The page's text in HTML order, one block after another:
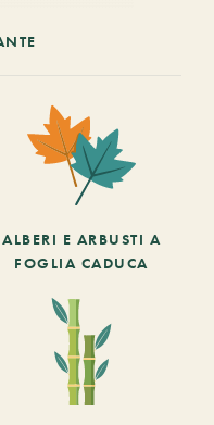
ALBERI E ARBUSTI A
FOGLIA CADUCA